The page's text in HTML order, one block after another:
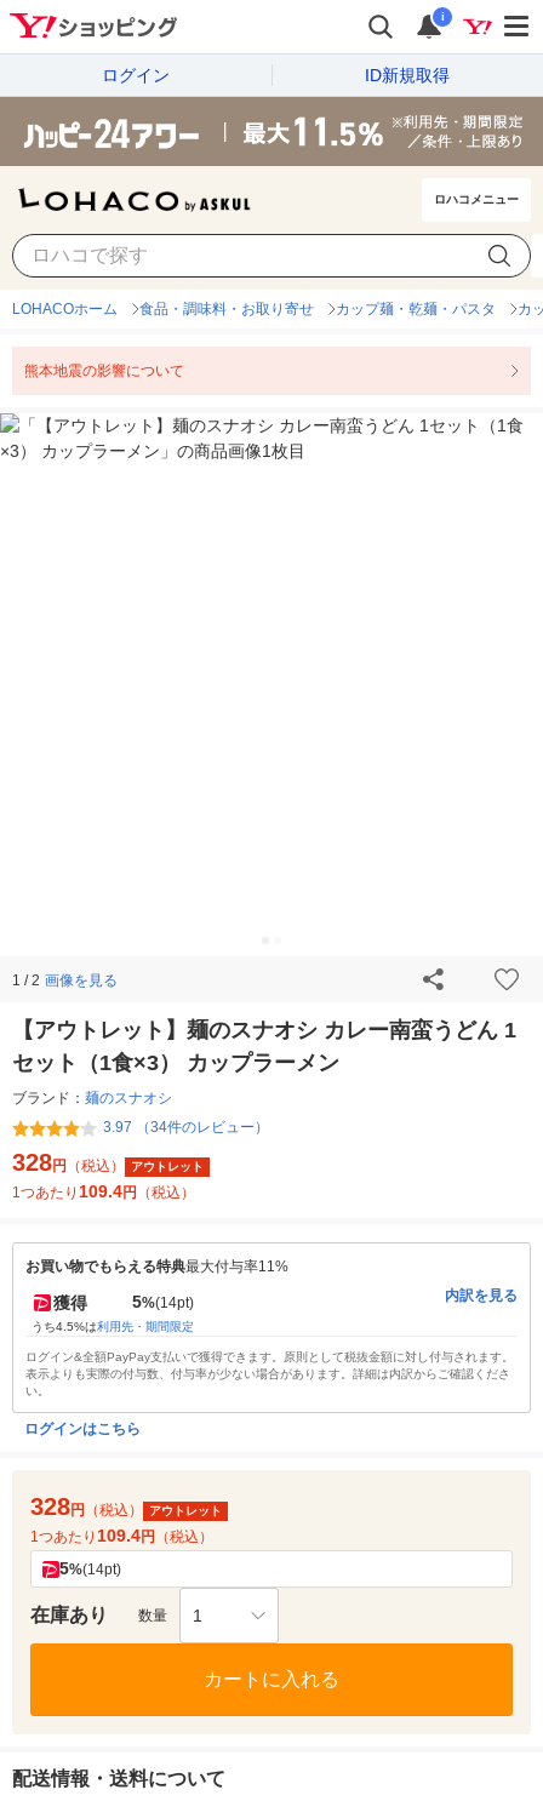
i
ログイン ID新規取得
ロハコメニュー
LOHACOホーム 食品・調味料・お取り寄せ カップ麺・乾麺・パスタ カ
熊本地震の影響について
1 / 2 画像を見る
【アウトレット】麺のスナオシ カレー南蛮うどん 1
セット（1食×3） カップラーメン
ブランド： 麺のスナオシ
3.97 （34件のレビュー）
328円 （税込） アウトレット
1つあたり 109.4円 （税込）
お買い物でもらえる特典最大付与率11%
獲得 5%(14pt)
うち4.5%は利用先・期間限定
内訳を見る
ログイン&全額PayPay支払いで獲得できます。原則として税抜金額に対し付与されます。
表示よりも実際の付与数、付与率が少ない場合があります。詳細は内訳からご確認くださ
い。
ログインはこちら
328円 （税込） アウトレット
1つあたり 109.4円 （税込）
5%(14pt)
在庫あり 数量 1
カートに入れる
配送情報・送料について